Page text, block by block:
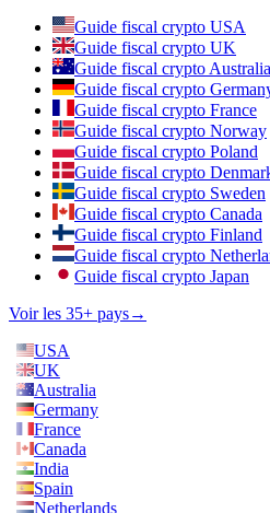
Guide fiscal crypto USA
Guide fiscal crypto UK
Guide fiscal crypto Australia
Guide fiscal crypto
Guide fiscal crypto France
Guide fiscal crypto Norway
Guide fiscal crypto Poland
Guide fiscal crypto
Guide fiscal crypto Sweden
Guide fiscal crypto Canada
Guide fiscal crypto Finland
Guide fiscal crypto
Guide fiscal crypto Japan
Voir les 35+ pays→
USA
UK
Australia
Germany
France
Canada
India
Spain
Netherlands